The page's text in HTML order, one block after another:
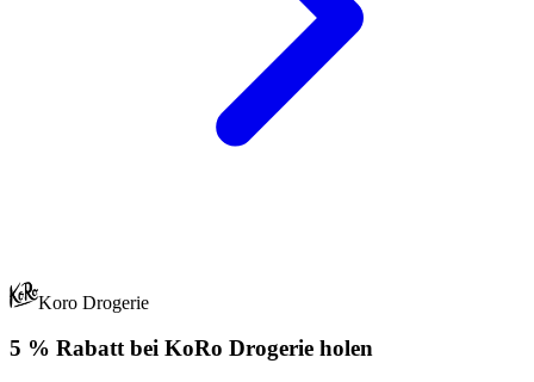
Koro Drogerie
5 % Rabatt bei KoRo Drogerie holen